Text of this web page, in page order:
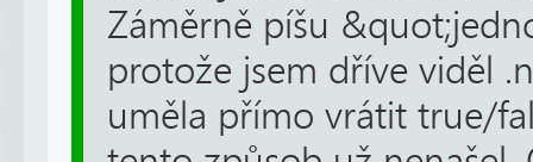
Záměrně píšu
protože jsem dříve viděl
uměla přímo vrátit true/